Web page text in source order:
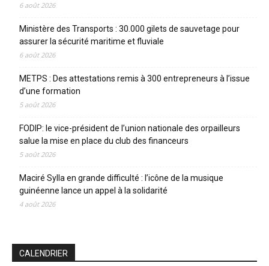
6 août 2026
Ministère des Transports : 30.000 gilets de sauvetage pour
assurer la sécurité maritime et fluviale
6 août 2026
METPS : Des attestations remis à 300 entrepreneurs à l’issue
d’une formation
5 août 2026
FODIP: le vice-président de l’union nationale des orpailleurs
salue la mise en place du club des financeurs
5 août 2026
Maciré Sylla en grande difficulté : l’icône de la musique
guinéenne lance un appel à la solidarité
4 août 2026
CALENDRIER